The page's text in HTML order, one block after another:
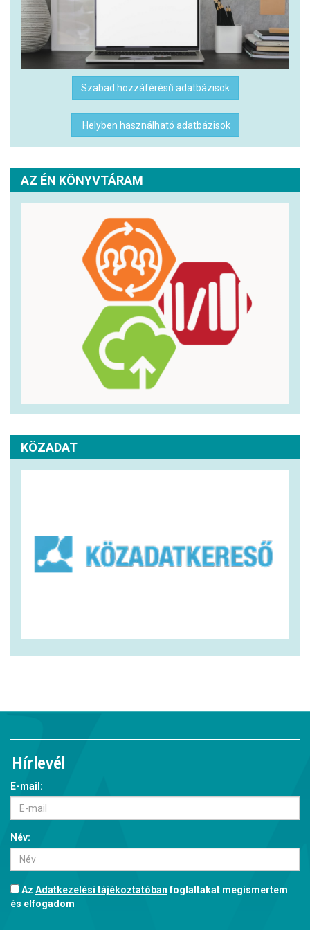
Szabad hozzáférésű adatbázisok
Helyben használható adatbázisok
AZ ÉN KÖNYVTÁRAM
KÖZADAT
Hírlevél
E-mail:
Név:
Az Adatkezelési tájékoztatóbanfoglaltakat megismertem
és elfogadom